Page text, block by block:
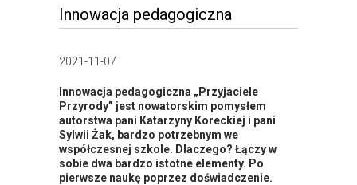
Innowacja pedagogiczna
2021-11-07
Innowacja pedagogiczna „Przyjaciele
Przyrody” jest nowatorskim pomysłem
autorstwa pani Katarzyny Koreckiej i pani
Sylwii Żak, bardzo potrzebnym we
współczesnej szkole. Dlaczego? Łączy w
sobie dwa bardzo istotne elementy. Po
pierwsze naukę poprzez doświadczenie.